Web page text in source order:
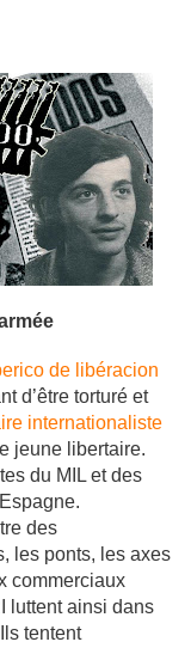
de libéracion
d’être torturé et
internationaliste
jeune libertaire.
du MIL et des
des
les ponts, les axes
commerciaux
luttent ainsi dans
tentent